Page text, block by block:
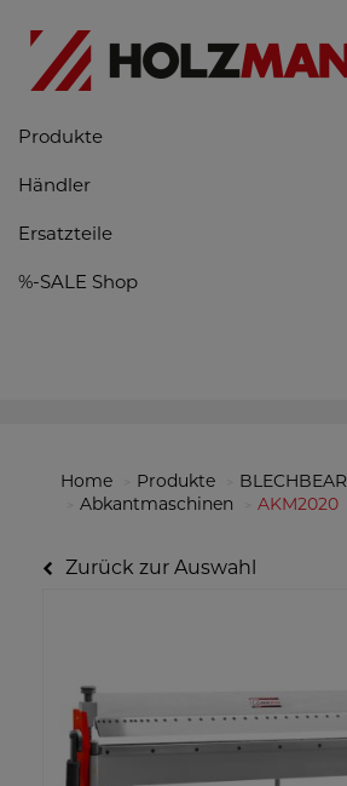
Produkte
Händler
Ersatzteile
%-SALE Shop
Home Produkte
Abkantmaschinen
AKM2020
Zurück zur Auswahl